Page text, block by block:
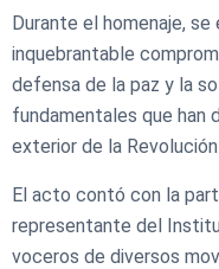
Durante el homenaje,
inquebrantable
defensa de la paz y la
fundamentales que han
exterior de la Revolución
El acto contó con la
representante del
voceros de diversos